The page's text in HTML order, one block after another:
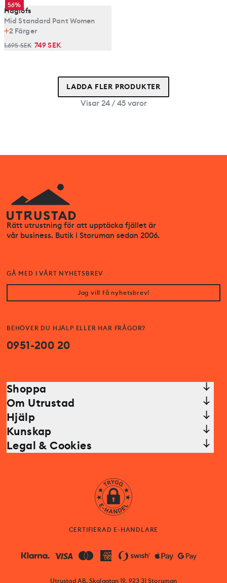
56%
Haglöfs
Mid Standard Pant Women
2 Färger
1.695 SEK 749 SEK
LADDA FLER PRODUKTER
Visar 24 / 45 varor
Rätt utrustning för att upptäcka fjället är
vår business. Butik i Storuman sedan 2006.
BEHÖVER DU HJÄLP ELLER HAR FRÅGOR?
0951-200 20
GÅ MED I VÅRT NYHETSBREV
Jag vill få nyhetsbrev!
Shoppa
Om Utrustad
Hjälp
Kunskap
Legal & Cookies
CERTIFIERAD E-HANDLARE
Utrustad AB, Skolgatan 19, 923 31 Storuman